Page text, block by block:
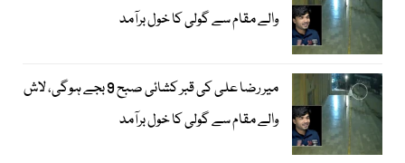
والے مقام سے گولی کا خول برآمد
میر رضا علی کی قبر کشائی صبح 9 بجے ہوگی، لاش
والے مقام سے گولی کا خول برآمد